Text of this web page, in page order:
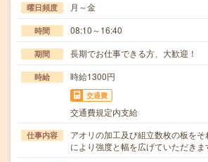
曜日頻度 月～金
時間 08:10～16:40
期間 長期でお仕事できる方、大歓迎！
時給 時給1300円
交通費
交通費規定内支給
仕事内容
アオリの加工及び組立数枚の板をそ
により強度と幅を広げていただき